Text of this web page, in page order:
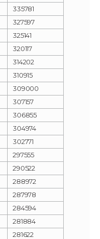
335781
327597
325141
320117
314202
310915
309000
307157
306855
304974
302771
297555
290522
288972
287978
284594
281884
281622